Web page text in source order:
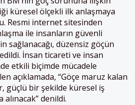
küresel ölçekli ilk anlaşmaya
Resmi internet sitesinden
ile insanların güvenli
sağlanacağı, düzensiz göçün
İnsan ticareti ve insan
etkili biçimde mücadele
açıklamada, “Göçe maruz kalan
güçlü bir şekilde küresel iş
denildi.